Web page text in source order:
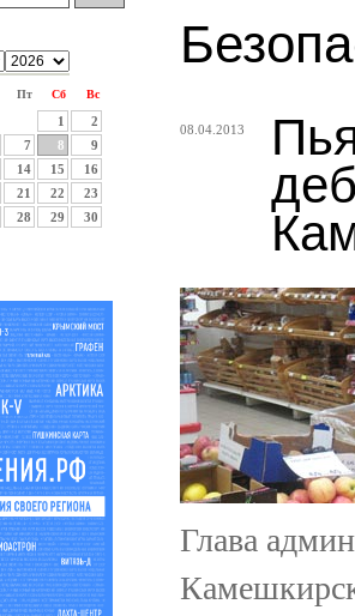
Пт Сб Вс
1
2
7 8
9
14 15
16
21 22
23
28 29
30
08.04.2013
Глава